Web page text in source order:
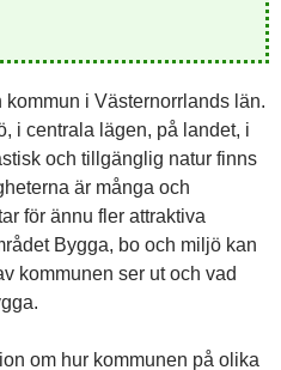
i Västernorrlands län.
i centrala lägen, på landet, i
och tillgänglig natur finns
är många och
för ännu fler attraktiva
Bygga, bo och miljö kan
kommunen ser ut och vad
om hur kommunen på olika